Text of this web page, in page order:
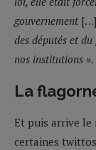
gouvernement […]
des députés et
nos institutions ».
La
Et puis arrive le
certaines